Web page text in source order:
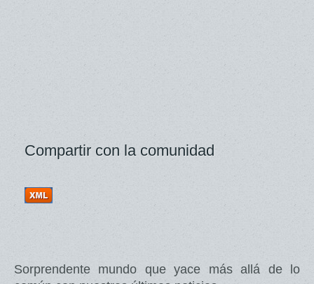
Compartir con la comunidad
Sorprendente mundo que yace más allá de lo